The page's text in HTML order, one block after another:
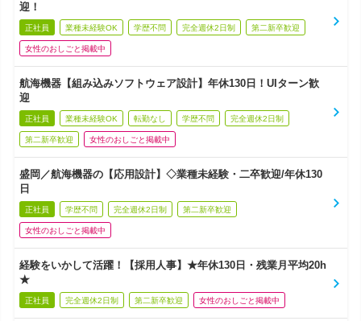
迎！
正社員 業種未経験OK 学歴不問 完全週休2日制 第二新卒歓迎
女性のおしごと掲載中
航海機器【組み込みソフトウェア設計】年休130日！UIターン歓
迎
正社員 業種未経験OK 転勤なし 学歴不問 完全週休2日制
第二新卒歓迎 女性のおしごと掲載中
盛岡／航海機器の【応用設計】◇業種未経験・二卒歓迎/年休130
日
正社員 学歴不問 完全週休2日制 第二新卒歓迎
女性のおしごと掲載中
経験をいかして活躍！【採用人事】★年休130日・残業月平均20h
★
正社員 完全週休2日制 第二新卒歓迎 女性のおしごと掲載中